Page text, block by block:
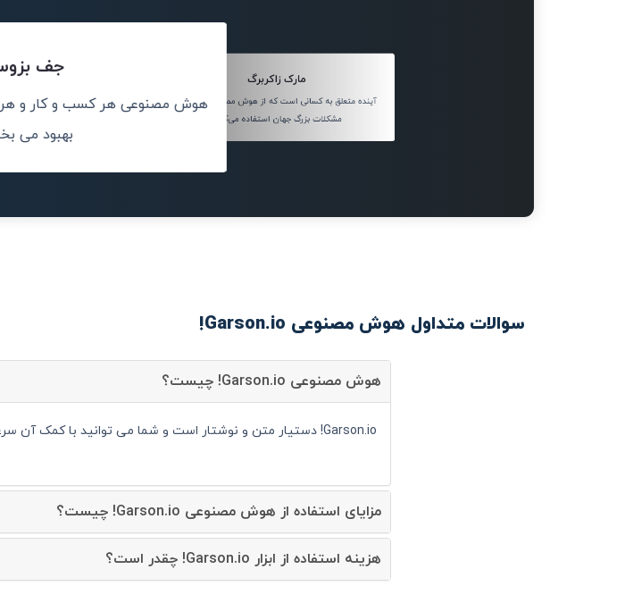
مارک زاکربرگ
آینده متعلق به کسانی است که از هوش مصنوعی برای حل
مشکلات بزرگ جهان استفاده می‌کنند.
جف
هوش مصنوعی هر کسب و کار و هر
بهبود می
سوالات متداول هوش مصنوعی Garson.io!
هوش مصنوعی Garson.io! چیست؟
Garson.io! دستیار متن و نوشتار است و شما می توانید با کمک آن سرعت انجام کارهای خود را به صورت قابل توجهی افزایش دهید.
مزایای استفاده از هوش مصنوعی Garson.io! چیست؟
هزینه استفاده از ابزار Garson.io! چقدر است؟